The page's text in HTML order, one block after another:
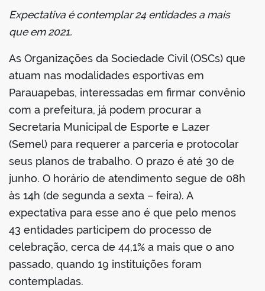
Expectativa é contemplar 24 entidades a mais
que em 2021.
As Organizações da Sociedade Civil (OSCs) que
atuam nas modalidades esportivas em
Parauapebas, interessadas em firmar convênio
com a prefeitura, já podem procurar a
Secretaria Municipal de Esporte e Lazer
(Semel) para requerer a parceria e protocolar
seus planos de trabalho. O prazo é até 30 de
junho. O horário de atendimento segue de 08h
às 14h (de segunda a sexta – feira). A
expectativa para esse ano é que pelo menos
43 entidades participem do processo de
celebração, cerca de 44,1% a mais que o ano
passado, quando 19 instituições foram
contempladas.